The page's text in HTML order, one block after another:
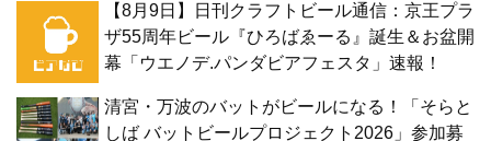
【8月9日】日刊クラフトビール通信：京王プラ
ザ55周年ビール『ひろばゑーる』誕生＆お盆開
幕「ウエノデ.パンダビアフェスタ」速報！
清宮・万波のバットがビールになる！「そらと
しば バットビールプロジェクト2026」参加募